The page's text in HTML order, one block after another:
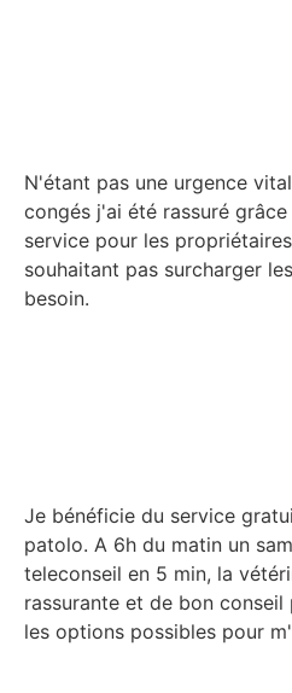
N'étant pas une urgence
congés j'ai été rassuré
service pour les
souhaitant pas surcharger
besoin.
Je bénéficie du service
patolo. A 6h du matin un
teleconseil en 5 min, la
rassurante et de bon
les options possibles pour